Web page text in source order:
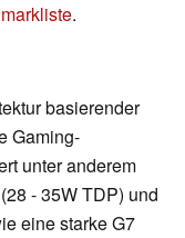
.
basierender
Gaming-
unter anderem
- 35W TDP) und
eine starke G7